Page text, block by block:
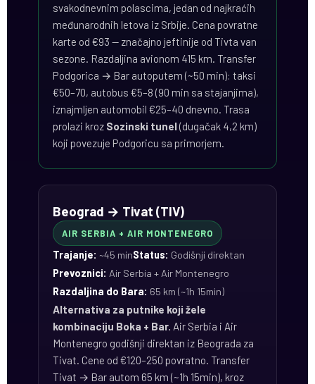
svakodnevnim polascima, jedan od najkraćih
međunarodnih letova iz Srbije. Cena povratne
karte od €93 — značajno jeftinije od Tivta van
sezone. Razdaljina avionom 415 km. Transfer
Podgorica → Bar autoputem (~50 min): taksi
€50–70, autobus €5–8 (90 min sa stajanjima),
iznajmljen automobil €25–40 dnevno. Trasa
prolazi kroz Sozinski tunel(dugačak 4,2 km)
koji povezuje Podgoricu sa primorjem.
Beograd → Tivat (TIV)
AIR SERBIA + AIR MONTENEGRO
Trajanje: ~45 minStatus: Godišnji direktan
Prevoznici: Air Serbia + Air Montenegro
Razdaljina do Bara: 65 km (~1h 15min)
Alternativa za putnike koji žele
kombinaciju Boka + Bar. Air Serbia i Air
Montenegro godišnji direktan iz Beograda za
Tivat. Cene od €120–250 povratno. Transfer
Tivat → Bar autom 65 km (~1h 15min), kroz